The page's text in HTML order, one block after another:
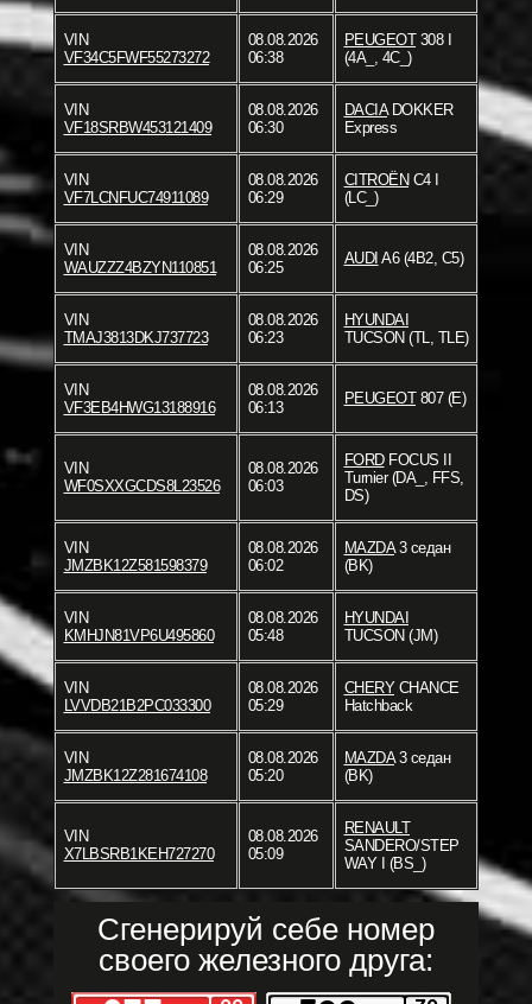
VIN
VF34C5FWF55273272
08.08.2026
06:38
PEUGEOT308 I
(4A_, 4C_)
VIN
VF18SRBW453121409
08.08.2026
06:30
DACIADOKKER
Express
VIN
VF7LCNFUC74911089
08.08.2026
06:29
CITROËN C4 I
(LC_)
VIN
WAUZZZ4BZYN110851
08.08.2026
06:25
AUDI A6 (4B2, C5)
VIN
TMAJ3813DKJ737723
08.08.2026
06:23
HYUNDAI
TUCSON (TL, TLE)
VIN
VF3EB4HWG13188916
08.08.2026
06:13
PEUGEOT807 (E)
VIN
WF0SXXGCDS8L23526
08.08.2026
06:03
FORDFOCUS II
Turnier (DA_, FFS,
DS)
VIN
JMZBK12Z581598379
08.08.2026
06:02
MAZDA3 седан
(BK)
VIN
KMHJN81VP6U495860
08.08.2026
05:48
HYUNDAI
TUCSON (JM)
VIN
LVVDB21B2PC033300
08.08.2026
05:29
CHERYCHANCE
Hatchback
VIN
JMZBK12Z281674108
08.08.2026
05:20
MAZDA3 седан
(BK)
VIN
X7LBSRB1KEH727270
08.08.2026
05:09
RENAULT
SANDERO/STEP
WAY I (BS_)
Сгенерируй себе номер
своего железного друга: